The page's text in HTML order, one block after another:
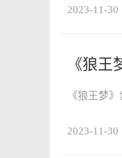
2023-11-30
《狼
2023-11-30